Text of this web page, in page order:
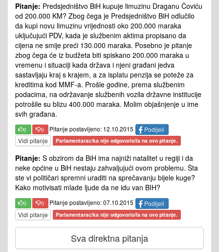
Pitanje: Predsjedništvo BiH kupuje limuzinu Draganu Čoviću
od 200.000 KM? Zbog čega je Predsjedništvo BiH odlučilo
da kupi novu limuzinu vrijednosti oko 200.000 maraka
uključujući PDV, kada je službenim aktima propisano da
cijena ne smije preći 130.000 maraka. Posebno je pitanje
zbog čega će iz budžeta biti spiskano 200.000 maraka u
vremenu i situaciji kada država i njeni građani jedva
sastavljaju kraj s krajem, a za isplatu penzija se poteže za
kreditima kod MMF-a. Prošle godine, prema službenim
podacima, na održavanje službenih vozila državne institucije
potrošile su blizu 400.000 maraka. Molim objašnjenje u ime
svih građana.
0 0 Pitanje postavljeno: 12.10.2015
Podijeli
Vidi pitanje
Parlamentarac/ka nije odgovorio/la na ovo pitanje.
Pitanje: S obzirom da BiH ima najniži natalitet u regiji i da
neke općine u BiH nestaju zahvaljujući ovom problemu. Šta
ste vi političari spremni uraditi na sprečavanju bijele kuge?
Kako motivisati mlade ljude da ne idu van BIH?
0 0 Pitanje postavljeno: 07.10.2015
Podijeli
Vidi pitanje
Parlamentarac/ka nije odgovorio/la na ovo pitanje.
Sva direktna pitanja